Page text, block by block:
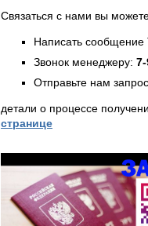
Связаться с нами вы
Написать
Звонок менеджеру:
Отправьте нам
детали о процессе
странице